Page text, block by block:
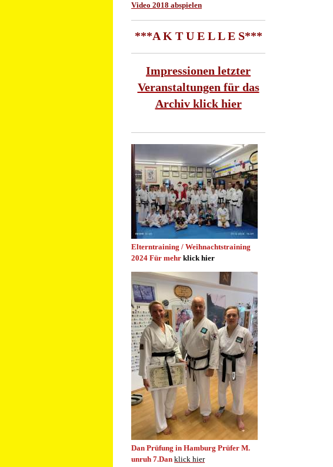
Video 2018 abspielen
***A K T U E L L E S***
Impressionen letzter
Veranstaltungen für das
Archiv klick hier
Elterntraining / Weihnachtstraining
2024 Für mehr klick hier
Dan Prüfung in Hamburg Prüfer M.
unruh 7.Dan klick hier